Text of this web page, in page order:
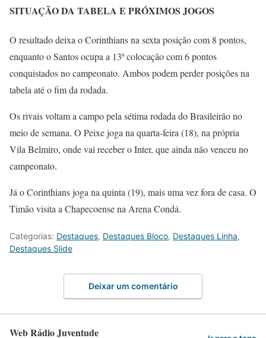
SITUAÇÃO DA TABELA E PRÓXIMOS JOGOS
O resultado deixa o Corinthians na sexta posição com 8 pontos,
enquanto o Santos ocupa a 13ª colocação com 6 pontos
conquistados no campeonato. Ambos podem perder posições na
tabela até o fim da rodada.
Os rivais voltam a campo pela sétima rodada do Brasileirão no
meio de semana. O Peixe joga na quarta-feira (18), na própria
Vila Belmiro, onde vai receber o Inter, que ainda não venceu no
campeonato.
Já o Corinthians joga na quinta (19), mais uma vez fora de casa. O
Timão visita a Chapecoense na Arena Condá.
Categorias: Destaques, Destaques Bloco, Destaques Linha,
Destaques Slide
Deixar um comentário
Web Rádio Juventude